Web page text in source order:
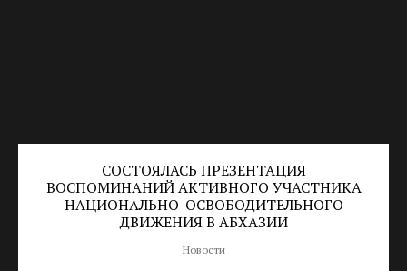
СОСТОЯЛАСЬ ПРЕЗЕНТАЦИЯ
ВОСПОМИНАНИЙ АКТИВНОГО УЧАСТНИКА
НАЦИОНАЛЬНО-ОСВОБОДИТЕЛЬНОГО
ДВИЖЕНИЯ В АБХАЗИИ
Новости